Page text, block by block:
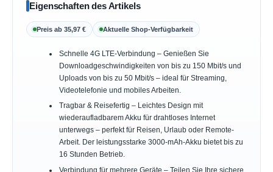
Eigenschaften des Artikels
Preis ab 35,97 € Aktuelle Shop-Verfügbarkeit
Schnelle 4G LTE-Verbindung – Genießen Sie
Downloadgeschwindigkeiten von bis zu 150 Mbit/s und
Uploads von bis zu 50 Mbit/s – ideal für Streaming,
Videotelefonie und mobiles Arbeiten.
Tragbar & Reisefertig – Leichtes Design mit
wiederaufladbarem Akku für drahtloses Internet
unterwegs – perfekt für Reisen, Urlaub oder Remote-
Arbeit. Der leistungsstarke 3000-mAh-Akku bietet bis zu
16 Stunden Betrieb.
Verbindung für mehrere Geräte – Teilen Sie Ihre sichere